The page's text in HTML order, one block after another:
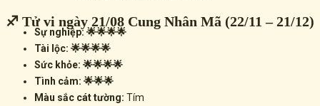
♐ Tử vi ngày 21/08 Cung Nhân Mã (22/11 – 21/12)
Sự nghiệp: 🌟🌟🌟🌟
Tài lộc: 🌟🌟🌟🌟
Sức khỏe: 🌟🌟🌟🌟
Tình cảm: 🌟🌟🌟
Màu sắc cát tường: Tím